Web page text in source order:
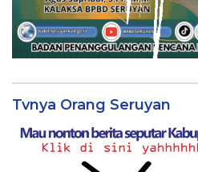
Tvnya Orang Seruyan